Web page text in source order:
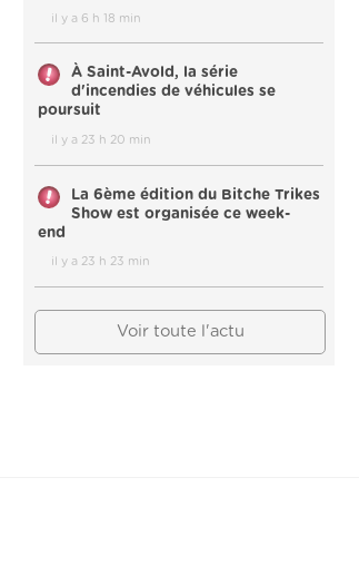
il y a 6 h 18 min
À Saint-Avold, la série
d'incendies de véhicules se
poursuit
il y a 23 h 20 min
La 6ème édition du Bitche Trikes
Show est organisée ce week-
end
il y a 23 h 23 min
Voir toute l'actu